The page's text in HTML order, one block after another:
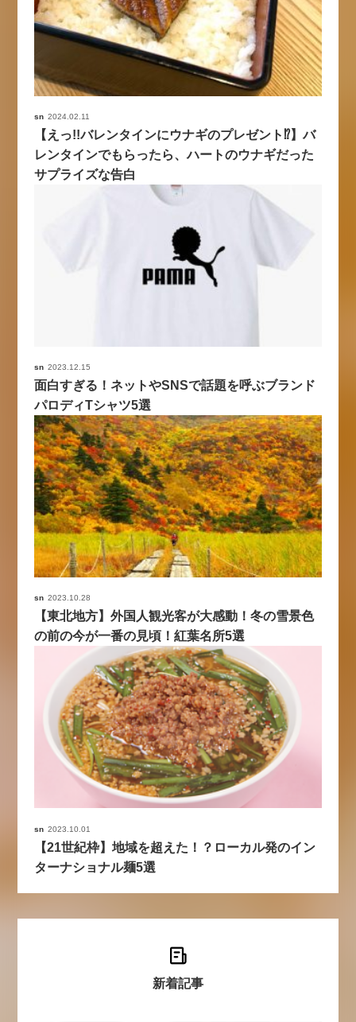
sn 2024.02.11
【えっ!!バレンタインにウナギのプレゼント⁉︎】バ
レンタインでもらったら、ハートのウナギだった
サプライズな告白
sn 2023.12.15
面白すぎる！ネットやSNSで話題を呼ぶブランド
パロディTシャツ5選
sn 2023.10.28
【東北地方】外国人観光客が大感動！冬の雪景色
の前の今が一番の見頃！紅葉名所5選
sn 2023.10.01
【21世紀枠】地域を超えた！？ローカル発のイン
ターナショナル麺5選
新着記事